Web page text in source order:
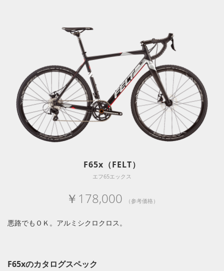
F65x（FELT）
エフ65エックス
￥178,000 （参考価格）
悪路でもＯＫ。アルミシクロクロス。
F65xのカタログスペック